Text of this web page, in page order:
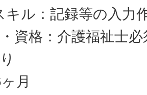
キル：記録等の入力
資格：介護福祉士必
月